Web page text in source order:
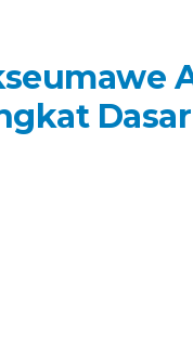
Dasar